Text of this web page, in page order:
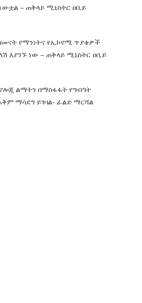
– ጠቅላይ ሚኒስትር ዐቢይ
የማንነትና የኢኮኖሚ ጥያቄዎች
እያገኙ ነው – ጠቅላይ ሚኒስትር ዐቢይ
ልማትን በማስፋፋት የግብዓት
ማሳደግ ይገባል- ፊልድ ማርሻል